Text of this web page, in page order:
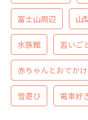
富士山周辺 山
水族館 習いご
赤ちゃんとおでかけ
雪遊び 電車好